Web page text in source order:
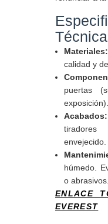
Materiales:
calidad y
puertas
exposición).
Acabados:
envejecido.
húmedo.
o abrasivos.
ENLACE
EVEREST